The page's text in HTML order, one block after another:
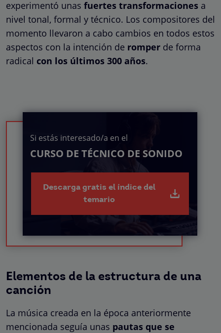
experimentó unas fuertes transformaciones a
nivel tonal, formal y técnico. Los compositores del
momento llevaron a cabo cambios en todos estos
aspectos con la intención de romper de forma
radical con los últimos 300 años.
Si estás interesado/a en el
CURSO DE TÉCNICO DE SONIDO
Descarga gratis el índice del
temario
Elementos de la estructura de una
canción
La música creada en la época anteriormente
mencionada seguía unas pautas que se